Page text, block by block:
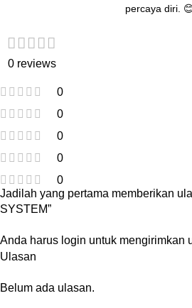
percaya diri.
0 reviews
0
0
0
0
0
Ulasan
Belum ada ulasan.
Jadilah yang pertama memberikan
SYSTEM”
Anda harus login untuk mengirimkan